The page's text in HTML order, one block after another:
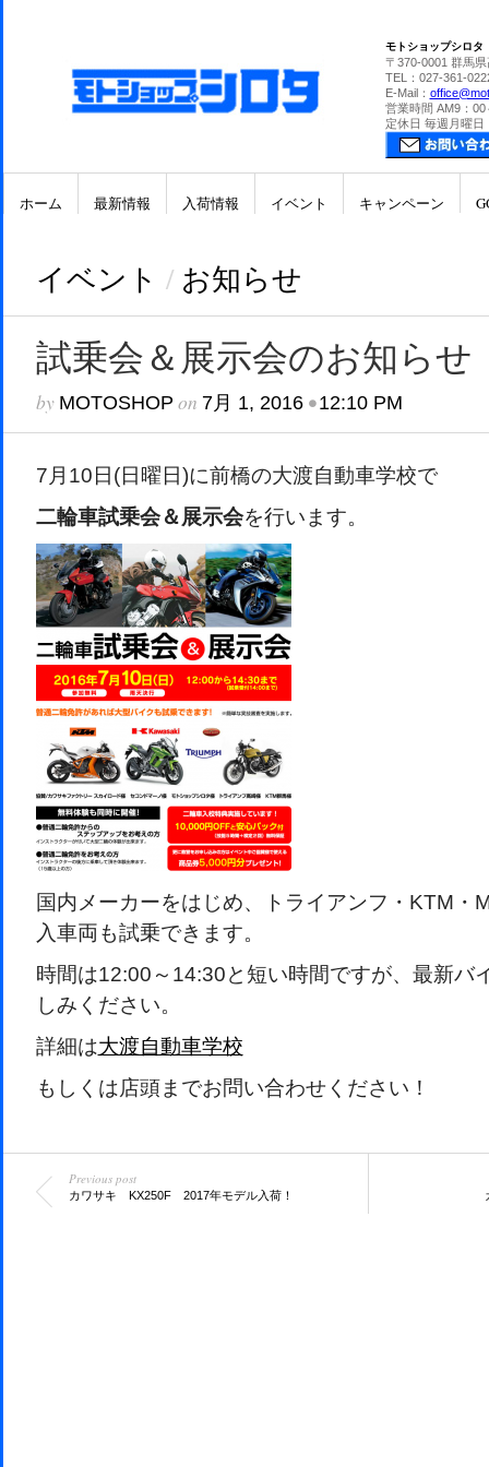
モトショップシロタ
〒370-0001 群馬
TEL：027-361-
E-Mail：
営業時間 AM9：00
定休日 毎週月曜日
ホーム 最新情報 入荷情報 イベント キャンペーン
イベント / お知らせ
試乗会＆展示会のお知らせ
by MOTOSHOP on 7月 1, 2016•12:10 PM
7月10日(日曜日)に前橋の大渡自動車学校で
二輪車試乗会＆展示会を行います。
国内メーカーをはじめ、トライアンフ・KTM・
入車両も試乗できます。
時間は12:00～14:30と短い時間ですが、最新バ
しみください。
詳細は大渡自動車学校
もしくは店頭までお問い合わせください！
Previous post
カワサキ KX250F 2017年モデル入荷！